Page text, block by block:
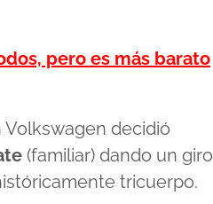
pero es más barato
decidió
(familiar) dando un giro
tricuerpo.